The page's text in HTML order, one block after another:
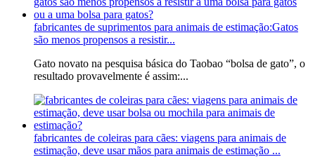
fabricantes de suprimentos para animais de estimação:Gatos
são menos propensos a resistir...
Gato novato na pesquisa básica do Taobao “bolsa de gato”, o
resultado provavelmente é assim:...
fabricantes de coleiras para cães: viagens para animais de
estimação, deve usar mãos para animais de estimação ...